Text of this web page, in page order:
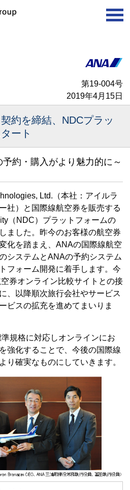
第19-004号
2019年4月15日
約を締結、NDCプラッ
ート
約・購入がより魅力的に～
Ltd.（本社：アイルラ
社）と国際線航空券を販売する
（NDC）プラットフォームの
ました。昨今のお客様の航空券
化を踏まえ、ANAの国際線航空
システムとANAの予約システム
フォーム開発に着手します。今
券オンライン比較サイトとの接
、以降順次旅行会社やサービス
ビスの拡充を進めてまいりま
規格に対応しオンラインにお
強化することで、今後の国際線
り確実なものにしていきます。